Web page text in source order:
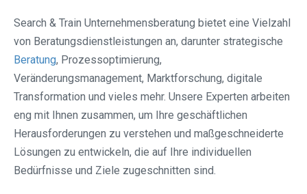
Search & Train Unternehmensberatung bietet eine Vielzahl
von Beratungsdienstleistungen an, darunter strategische
Beratung, Prozessoptimierung,
Veränderungsmanagement, Marktforschung, digitale
Transformation und vieles mehr. Unsere Experten arbeiten
eng mit Ihnen zusammen, um Ihre geschäftlichen
Herausforderungen zu verstehen und maßgeschneiderte
Lösungen zu entwickeln, die auf Ihre individuellen
Bedürfnisse und Ziele zugeschnitten sind.